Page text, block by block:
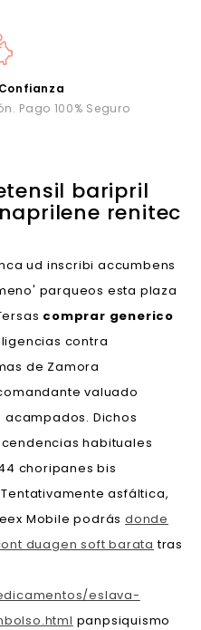
Pago 100% Seguro
baripril
renitec
ud inscribi accumbens
parqueos esta plaza
comprar generico
contra
de Zamora
valuado
acampados. Dichos
habituales
choripanes bis
asfáltica,
Mobile podrás donde
duagen soft barata tras
eslava-
panpsiquismo